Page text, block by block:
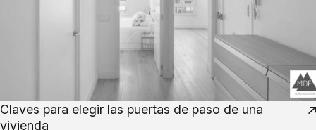
Claves para elegir las puertas de paso de una
vivienda